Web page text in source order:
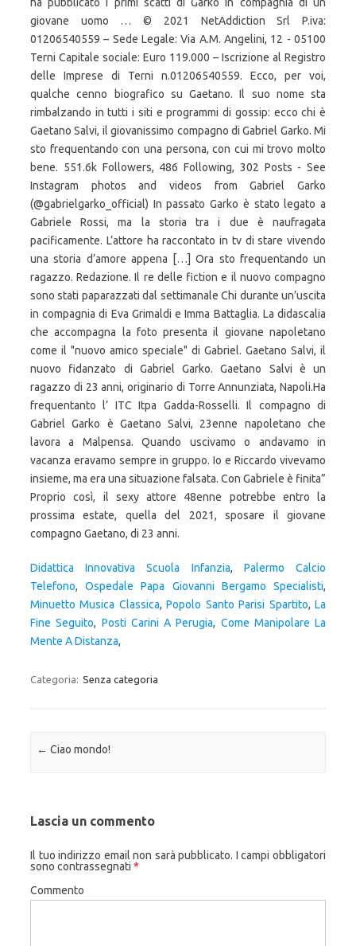
Didattica Innovativa Scuola Infanzia, Palermo Calcio
Telefono,Ospedale Papa Giovanni Bergamo Specialisti,
Minuetto Musica Classica,Popolo Santo Parisi Spartito,La
Fine Seguito, Posti Carini A Perugia, Come Manipolare La
Mente A Distanza,
Categoria: Senza categoria
Navigazione articolo
← Ciao mondo!
Lascia un commento
Il tuo indirizzo email non sarà pubblicato. I campi obbligatori
sono contrassegnati *
Commento